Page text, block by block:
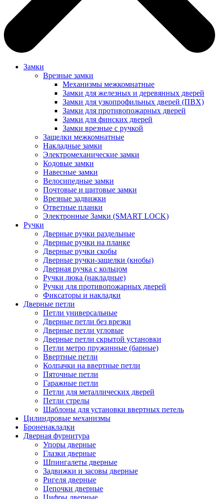
Замки
Врезные замки
Механизмы межкомнатные
Замки для железных и деревянных дверей
Замки для узкопрофильных дверей (ПВХ)
Замки для противопожарных дверей
Замки для финских дверей
Замки врезные с ручкой
Защелки межкомнатные
Накладные замки
Электромеханические замки
Кодовые замки
Навесные замки
Велосипедные замки
Почтовые и щитовые замки
Врезные задвижки
Ответные планки
Электронные Замки (SMART LOCK)
Ручки
Дверные ручки раздельные
Дверные ручки на планке
Дверные ручки скобы
Дверные ручки-защелки (кнобы)
Дверная ручка с кольцом
Ручки люка (накладные)
Ручки для противопожарных дверей
Фиксаторы и накладки
Дверные петли
Петли универсальные
Дверные петли без врезки
Дверные петли угловые
Дверные петли скрытой установки
Петли метро пружинные (барные)
Ввертные петли
Колпачки на ввертные петли
Пяточные петли
Гаражные петли
Петли для металлических дверей
Петли стрелы
Шаблоны для установки ввертных петель
Цилиндровые механизмы
Броненакладки
Дверная фурнитура
Упоры дверные
Глазки дверные
Шпингалеты дверные
Задвижки и засовы дверные
Ригеля дверные
Цепочки дверные
Цифры дверные